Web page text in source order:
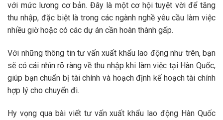
với mức lương cơ bản. Đây là một cơ hội tuyệt vời để tăng
thu nhập, đặc biệt là trong các ngành nghề yêu cầu làm việc
nhiều giờ hoặc có các dự án cần hoàn thành gấp.
Với những thông tin tư vấn xuất khẩu lao động như trên, bạn
sẽ có cái nhìn rõ ràng về thu nhập khi làm việc tại Hàn Quốc,
giúp bạn chuẩn bị tài chính và hoạch định kế hoạch tài chính
hợp lý cho chuyến đi.
Hy vọng qua bài viết tư vấn xuất khẩu lao động Hàn Quốc